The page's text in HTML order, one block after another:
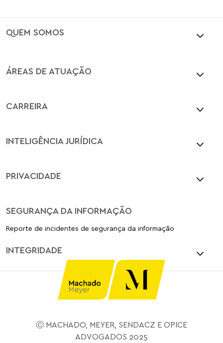
QUEM SOMOS
ÁREAS DE ATUAÇÃO
CARREIRA
INTELIGÊNCIA JURÍDICA
PRIVACIDADE
SEGURANÇA DA INFORMAÇÃO
Reporte de incidentes de segurança da informação
INTEGRIDADE
Ⓒ MACHADO, MEYER, SENDACZ E OPICE
ADVOGADOS 2025